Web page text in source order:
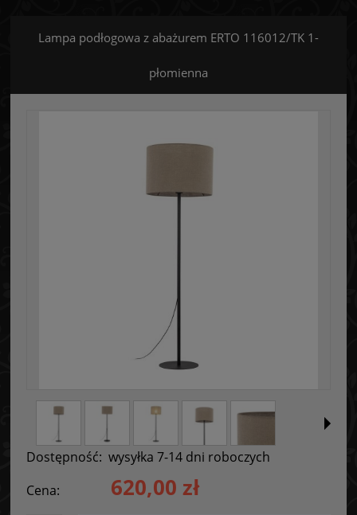
Lampa podłogowa z abażurem ERTO 116012/TK 1-
płomienna
Dostępność: wysyłka 7-14 dni roboczych
Cena:
620,00 zł